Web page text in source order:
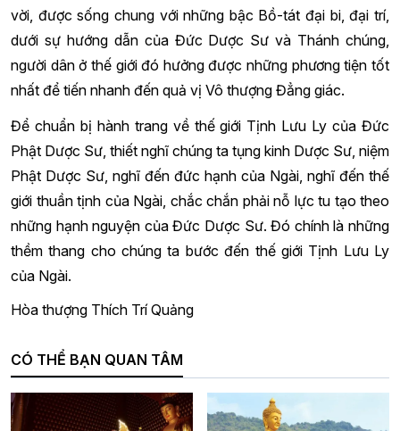
vời, được sống chung với những bậc Bồ-tát đại bi, đại trí,
dưới sự hướng dẫn của Đức Dược Sư và Thánh chúng,
người dân ở thế giới đó hưởng được những phương tiện tốt
nhất để tiến nhanh đến quả vị Vô thượng Đẳng giác.
Để chuẩn bị hành trang về thế giới Tịnh Lưu Ly của Đức
Phật Dược Sư, thiết nghĩ chúng ta tụng kinh Dược Sư, niệm
Phật Dược Sư, nghĩ đến đức hạnh của Ngài, nghĩ đến thế
giới thuần tịnh của Ngài, chắc chắn phải nỗ lực tu tạo theo
những hạnh nguyện của Đức Dược Sư. Đó chính là những
thềm thang cho chúng ta bước đến thế giới Tịnh Lưu Ly
của Ngài.
Hòa thượng Thích Trí Quảng
CÓ THỂ BẠN QUAN TÂM